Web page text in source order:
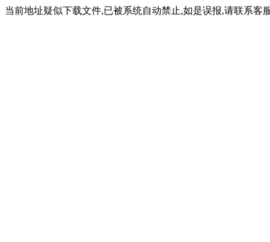
当前地址疑似下载文件,已被系统自动禁止,如是误报,请联系客